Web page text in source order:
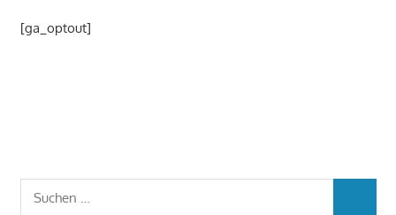
[ga_optout]
Suchen